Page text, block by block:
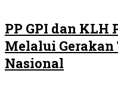
PP GPI dan KLH
Melalui Gerakan
Nasional